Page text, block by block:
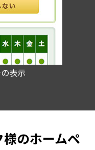
表示
のホームペ